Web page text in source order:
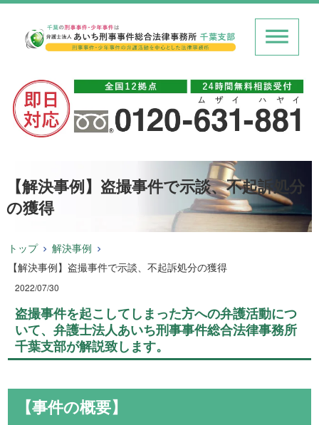
【解決事例】盗撮事件で示談、不起訴処分
の獲得
トップ
解決事例
【解決事例】盗撮事件で示談、不起訴処分の獲得
2022/07/30
盗撮事件を起こしてしまった方への弁護活動につ
いて、弁護士法人あいち刑事事件総合法律事務所
千葉支部が解説致します。
【事件の概要】